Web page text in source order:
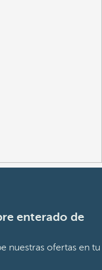
enterado de
nuestras ofertas en tu